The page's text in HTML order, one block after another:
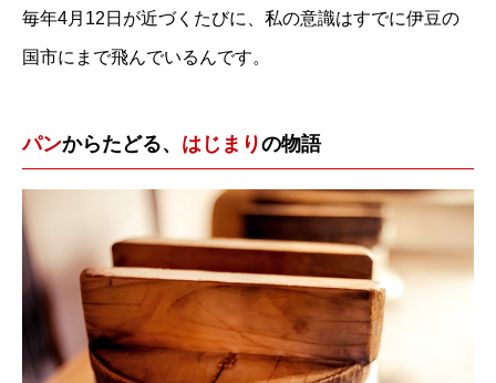
毎年4月12日が近づくたびに、私の意識はすでに伊豆の
国市にまで飛んでいるんです。
パンからたどる、 はじまりの物語